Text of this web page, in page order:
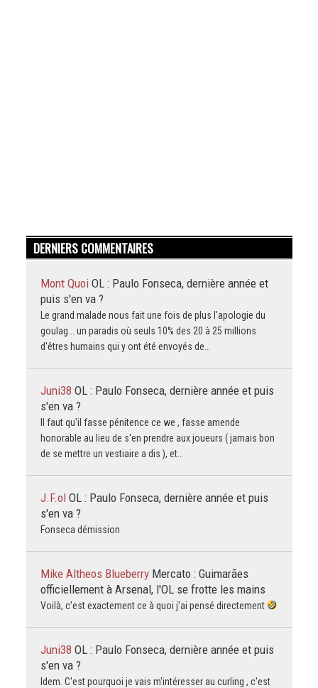
DERNIERS COMMENTAIRES
Mont Quoi OL : Paulo Fonseca, dernière année et
puis s'en va ?
Le grand malade nous fait une fois de plus l'apologie du
goulag... un paradis où seuls 10% des 20 à 25 millions
d'êtres humains qui y ont été envoyés de…
Juni38 OL : Paulo Fonseca, dernière année et puis
s'en va ?
Il faut qu'il fasse pénitence ce we , fasse amende
honorable au lieu de s'en prendre aux joueurs ( jamais bon
de se mettre un vestiaire a dis ), et…
J.F.ol OL : Paulo Fonseca, dernière année et puis
s'en va ?
Fonseca démission
Mike Altheos Blueberry Mercato : Guimarães
officiellement à Arsenal, l'OL se frotte les mains
Voilà, c'est exactement ce à quoi j'ai pensé directement
Juni38 OL : Paulo Fonseca, dernière année et puis
s'en va ?
Idem. C'est pourquoi je vais m'intéresser au curling , c'est